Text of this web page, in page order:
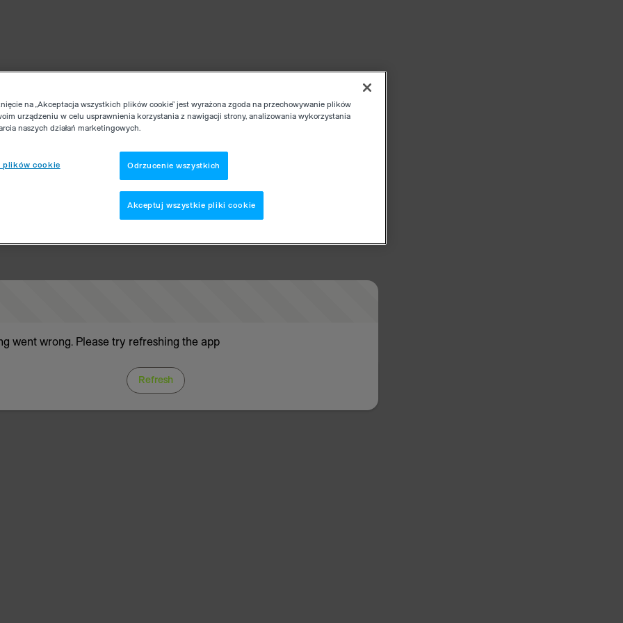
went wrong. Please try refreshing the app
Refresh
na „Akceptacja wszystkich plików cookie” jest wyrażona zgoda na przechowywanie plików
urządzeniu w celu usprawnienia korzystania z nawigacji strony, analizowania wykorzystania
naszych działań marketingowych.
plików cookie Odrzucenie wszystkich
Akceptuj wszystkie pliki cookie